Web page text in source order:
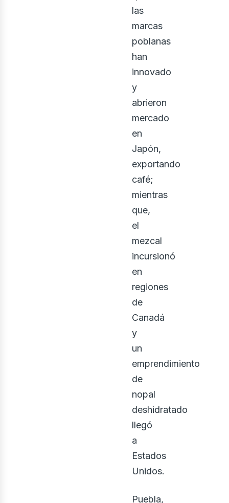
las
marcas
poblanas
han
innovado
y
abrieron
mercado
en
Japón,
exportando
café;
mientras
que,
el
mezcal
incursionó
en
regiones
de
Canadá
y
un
emprendimiento
de
nopal
deshidratado
llegó
a
Estados
Unidos.
Puebla,